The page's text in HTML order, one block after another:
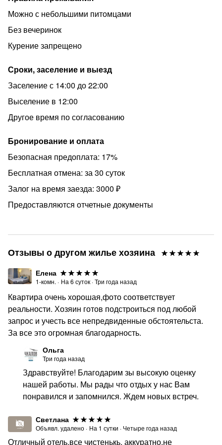
✅ Сотрудникам МВД, находящимся в командировке в
Барнауле, скидки и бонусы!!!
Дополнительные условия:
✅ Мы работаем по общепринятым стандартам-заезд
после 14:00,выезд до 12:00. Поздний выезд и ранний
заезд возможны по согласованию.
Можно снять квартиру на ночь или по часам.⏳
оплачивается дополнительно.
При заселении оформляем договор и берем депозит
(от 2000 до 3000 в зависимости от класса квартиры),
который возвращается при выезде.
Гостям необходимо иметь с собой паспорт или иной
документ, удостоверяющий личность.
несовершеннолетним. "Тихие часы" с 22:00 до 8:00.
Курение в квартире запрещено!
Звоните прямо сейчас! 🤳
Мы ценим Вас и будем рады видеть в наших
апартаментах, которые не оставляют равнодушным
никого!
Обращаем Ваше внимание на то, что указанная цена
может меняться в зависимости от количества
проживающих, а также от количества дней
бронирования. Звоните, будем рады принять Вас в
гости!
Можно с небольшими питомцами
Без вечеринок
Курение запрещено
Сроки, заселение и выезд
Заселение с 14:00 до 22:00
Выселение в 12:00
Другое время по согласованию
Бронирование и оплата
Безопасная предоплата: 17%
Бесплатная отмена: за 30 суток
Залог на время заезда: 3000 ₽
Предоставляются отчетные документы
Отзывы о другом жилье хозяина
Елена
1-комн. · На 6 суток ·Три года назад
Квартира очень хорошая,фото соответствует
реальности. Хозяин готов подстроиться под любой
запрос и учесть все непредвиденные обстоятельста.
За все это огромная благодарность.
Ольга
Три года назад
Здравствуйте! Благодарим зы высокую оценку
нашей работы. Мы рады что отдых у нас Вам
понравился и запомнился. Ждем новых встреч.
Светлана
Объявл. удалено · На 1 сутки · Четыре года назад
Отличный отель,все чистенькь, аккуратно,не